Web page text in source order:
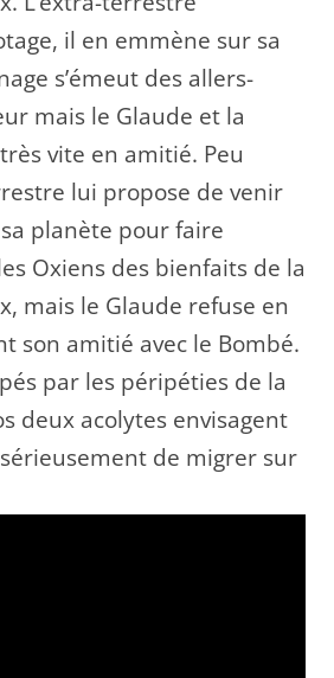
il en emmène sur sa
s’émeut des allers-
mais le Glaude et la
vite en amitié. Peu
lui propose de venir
planète pour faire
Oxiens des bienfaits de la
mais le Glaude refuse en
son amitié avec le Bombé.
par les péripéties de la
deux acolytes envisagent
de migrer sur